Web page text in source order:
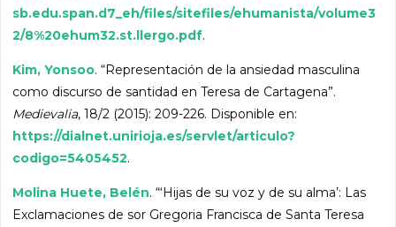
sb.edu.span.d7_eh/files/sitefiles/ehumanista/volume3
2/8%20ehum32.st.llergo.pdf.
Kim, Yonsoo. “Representación de la ansiedad masculina
como discurso de santidad en Teresa de Cartagena”.
Medievalia, 18/2 (2015): 209-226. Disponible en:
https://dialnet.unirioja.es/servlet/articulo?
codigo=5405452.
Molina Huete, Belén. “‘Hijas de su voz y de su alma’: Las
Exclamaciones de sor Gregoria Francisca de Santa Teresa